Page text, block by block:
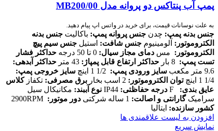
پمپ آب پنتاکس دو پروانه مدل MB200/00
به علت نوسانات قیمت، برای خرید در واتس اپ پیام دهید.
جنس بدنه پمپ: چدن جنس پروانه پمپ: باکالیت جنس بدنه
الکتروموتور : آلومینیوم جنس شافت: استیل جنس سیم پیچ
الکتروموتور : مس دمای مجاز سیال:
حداکثر فشار
تست پمپ: حداکثر ارتفاع قابل پمپاژ : حداکثر آبدهی:
9.6 متر مکعب
سایز ورودی پمپ: سایز خروجی پمپ:
1/4 1 اینچ
توان الکتروموتور : برق مصرفی: تکفازکلاس
عایق بندی: درجه حفاظتی: نوع آببند: مکانیکال سیل
سرامیکگارانتی و اصالت: دور موتور :
کشور سازنده: ایتالیا
افزودن به لیست علاقمندی ها
نمایش سریع